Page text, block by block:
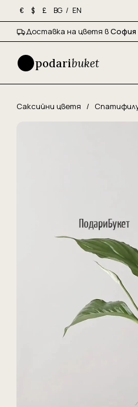
€ $ £ BG / EN
Доставка на цветя вСофия
podaribuket
Саксийни цветя /